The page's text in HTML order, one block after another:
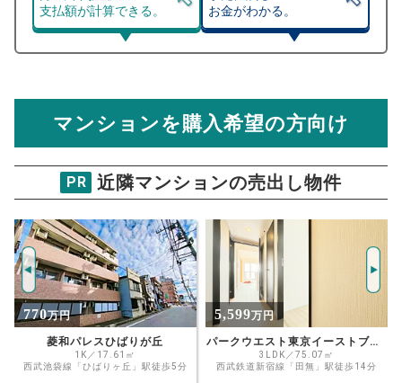
支払額が計算できる。
お金がわかる。
総支払額シミュレーション
物件価格
万円
ご希望の
返済期間
住宅ローン
金利
マンション売却シミュレーター
コスモひばりが丘ザガーデンズフォー
トブリリアントヒル
試算条件 98㎡・9階
推定売却価格：7494万円
資金計画のために査定額や希望売却価
格を入力して活用するのもおすすめ◎
マンションを購入希望の方向け
PR 近隣マンションの売出し物件
5,599万円
3LDK／75.07㎡
西武鉄道新宿線「田無」駅徒歩14分
4,180万円
ひばりヶ丘プラザ
1LDK／85.05㎡
西武池袋線「ひばりヶ丘」駅徒歩4分